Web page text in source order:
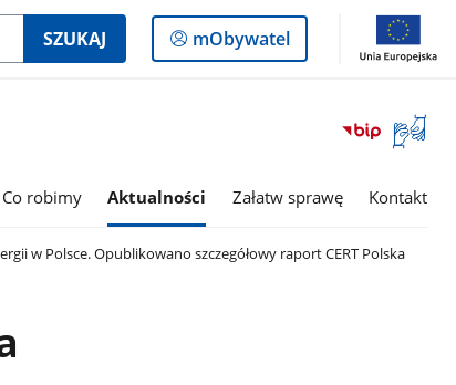
SZUKAJ
Logowanie
do
mObywatel
Otwórz
okno
Co robimy Aktualności Załatw sprawę Kontakt
w Polsce. Opublikowano szczegółowy raport CERT Polska